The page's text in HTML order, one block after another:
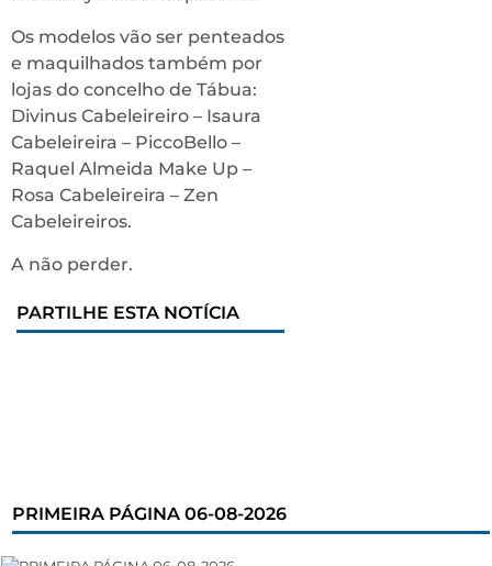
Os modelos vão ser penteados
e maquilhados também por
lojas do concelho de Tábua:
Divinus Cabeleireiro – Isaura
Cabeleireira – PiccoBello –
Raquel Almeida Make Up –
Rosa Cabeleireira – Zen
Cabeleireiros.
A não perder.
PARTILHE ESTA NOTÍCIA
PRIMEIRA PÁGINA 06-08-2026